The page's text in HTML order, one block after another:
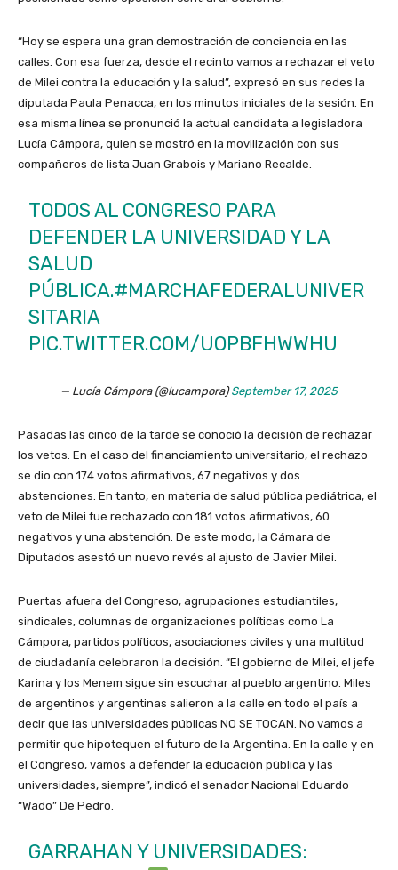
“Hoy se espera una gran demostración de conciencia en las
calles. Con esa fuerza, desde el recinto vamos a rechazar el veto
de Milei contra la educación y la salud”, expresó en sus redes la
diputada Paula Penacca, en los minutos iniciales de la sesión. En
esa misma línea se pronunció la actual candidata a legisladora
Lucía Cámpora, quien se mostró en la movilización con sus
compañeros de lista Juan Grabois y Mariano Recalde.
TODOS AL CONGRESO PARA
DEFENDER LA UNIVERSIDAD Y LA
SALUD
PÚBLICA.#MARCHAFEDERALUNIVER
SITARIA
PIC.TWITTER.COM/UOPBFHWWHU
— Lucía Cámpora (@lucampora)September 17, 2025
Pasadas las cinco de la tarde se conoció la decisión de rechazar
los vetos. En el caso del financiamiento universitario, el rechazo
se dio con 174 votos afirmativos, 67 negativos y dos
abstenciones. En tanto, en materia de salud pública pediátrica, el
veto de Milei fue rechazado con 181 votos afirmativos, 60
negativos y una abstención. De este modo, la Cámara de
Diputados asestó un nuevo revés al ajusto de Javier Milei.
Puertas afuera del Congreso, agrupaciones estudiantiles,
sindicales, columnas de organizaciones políticas como La
Cámpora, partidos políticos, asociaciones civiles y una multitud
de ciudadanía celebraron la decisión. “El gobierno de Milei, el jefe
Karina y los Menem sigue sin escuchar al pueblo argentino. Miles
de argentinos y argentinas salieron a la calle en todo el país a
decir que las universidades públicas NO SE TOCAN. No vamos a
permitir que hipotequen el futuro de la Argentina. En la calle y en
el Congreso, vamos a defender la educación pública y las
universidades, siempre”, indicó el senador Nacional Eduardo
“Wado” De Pedro.
GARRAHAN Y UNIVERSIDADES: